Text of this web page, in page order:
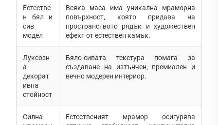
Естестве
н бял и
сив
модел
Всяка маса има уникална мраморна
повърхност, която придава на
пространството рядък и художествен
ефект от естествен камък.
Луксозн
а
декорат
ивна
стойност
Бяло-сивата текстура помага за
създаване на изтънчен, премиален и
вечно модерен интериор.
Силна
Естественият мрамор осигурява